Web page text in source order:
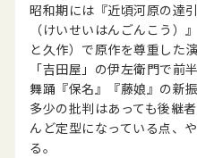
昭和期には『近頃河原の達
（けいせいはんごんこう）
と久作）で原作を尊重した
「吉田屋」の伊左衛門で前
舞踊『保名』『藤娘』の新
多少の批判はあっても後継
んど定型になっている点、
る。